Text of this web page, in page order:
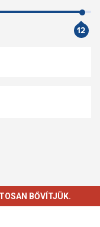
12
BŐVÍTJÜK.